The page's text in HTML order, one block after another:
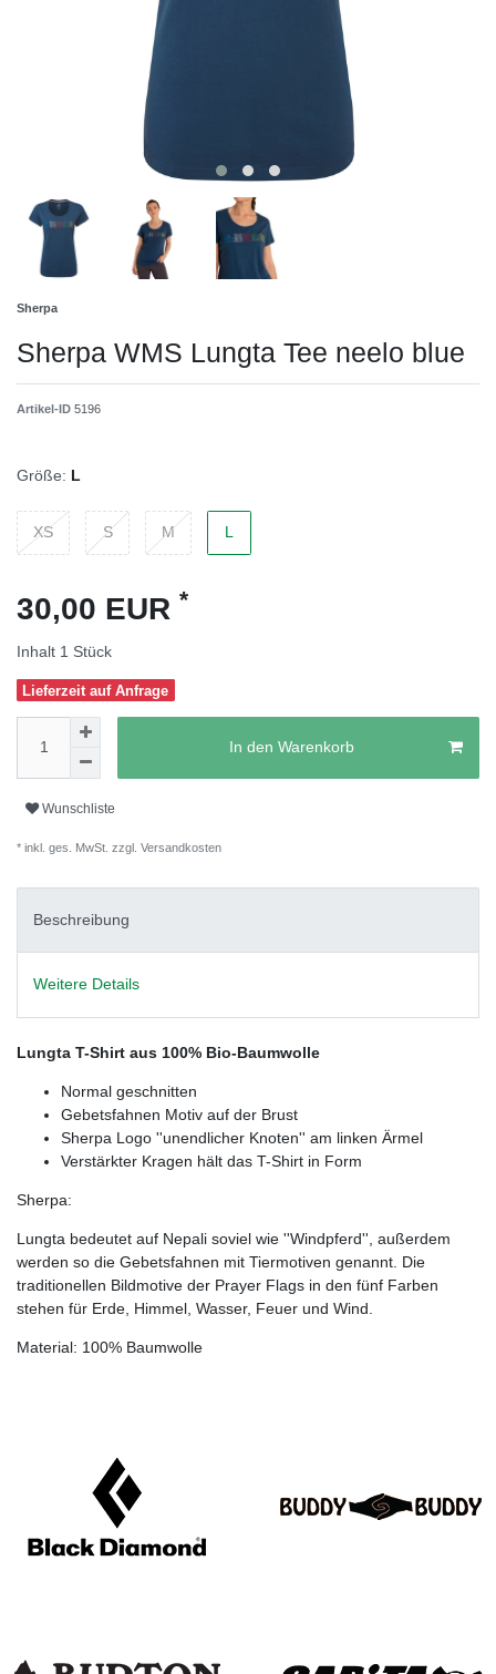
Sherpa
Sherpa WMS Lungta Tee neelo blue
Artikel-ID 5196
Größe: L
XS S M L
30,00 EUR *
Inhalt 1 Stück
Lieferzeit auf Anfrage
In den Warenkorb
Wunschliste
* inkl. ges. MwSt. zzgl. Versandkosten
Beschreibung
Weitere Details
Lungta T-Shirt aus 100% Bio-Baumwolle
Normal geschnitten
Gebetsfahnen Motiv auf der Brust
Sherpa Logo ''unendlicher Knoten'' am linken Ärmel
Verstärkter Kragen hält das T-Shirt in Form
Sherpa:
Lungta bedeutet auf Nepali soviel wie ''Windpferd'', außerdem
werden so die Gebetsfahnen mit Tiermotiven genannt. Die
traditionellen Bildmotive der Prayer Flags in den fünf Farben
stehen für Erde, Himmel, Wasser, Feuer und Wind.
Material: 100% Baumwolle